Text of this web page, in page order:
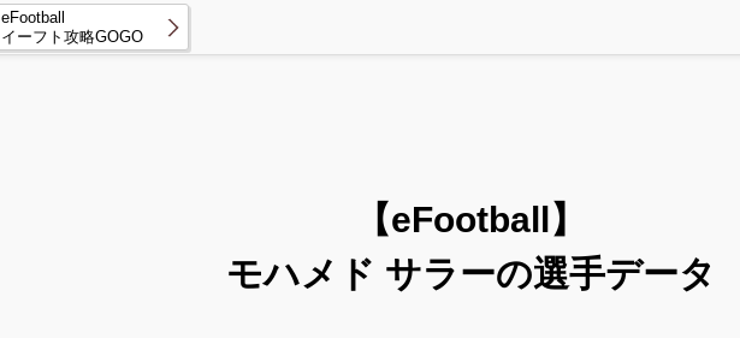
eFootball
イーフト攻略GOGO
【eFootball】
モハメド サラーの選手データ